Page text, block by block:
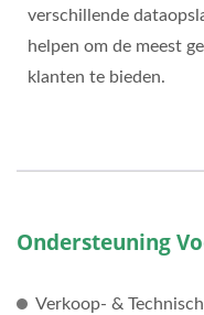
verschillende
helpen om de meest
klanten te bieden.
Ondersteuning
Verkoop- &